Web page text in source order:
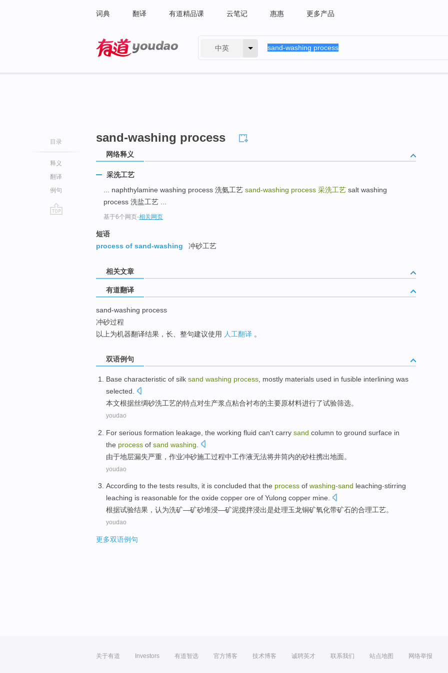
词典 翻译 有道精品课 云笔记 惠惠 更多产品
中英
目录
释义
翻译
例句
sand-washing process
网络释义
采洗工艺
... naphthylamine washing process 洗氨工艺 sand-washing process 采洗工艺 salt washing
process 洗盐工艺 ...
基于6个网页-相关网页
短语
process of sand-washing
冲砂工艺
相关文章
有道翻译
sand-washing process
冲砂过程
以上为机器翻译结果，长、整句建议使用 人工翻译 。
双语例句
Base characteristic of silk sand washing process mostly materials used in fusible interlining was
selected
本文根据丝绸砂洗工艺的特点对生产浆点粘合衬布的主要原材料进行了试验筛选。
youdao
For serious formation leakage , the working fluid can't carry sand column to ground surface in
the process of sand washing
由于地层漏失严重 ，作业冲砂施工过程中工作液无法将井筒内的砂柱携出地面。
youdao
According to the tests results, it is concluded that the process of washing-sand leaching-stirring
leaching is reasonable for the oxide copper ore of Yulong copper mine.
根据试验结果 ，认为洗矿—矿砂堆浸—矿泥搅拌浸出是处理玉龙铜矿氧化带矿石的合理工艺。
youdao
更多双语例句
关于有道 Investors 有道智选 官方博客 技术博客 诚聘英才 联系我们 站点地图 网络举报